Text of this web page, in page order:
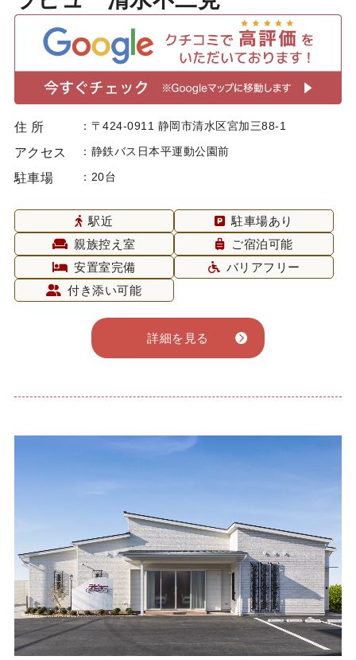
住 所 〒424-0911 静岡市清水区宮加三88-1
アクセス 静鉄バス日本平運動公園前
駐車場 20台
駅近
駐車場あり
親族控え室
ご宿泊可能
安置室完備
バリアフリー
付き添い可能
詳細を見る